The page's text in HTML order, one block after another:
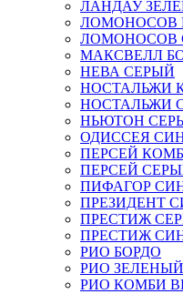
ЛАНДАУ
ЛОМОНОСОВ
ЛОМОНОСОВ
МАКСВЕЛЛ
НЕВА СЕРЫЙ
НОСТАЛЬЖИ
НОСТАЛЬЖИ
НЬЮТОН
ОДИССЕЯ
ПЕРСЕЙ
ПЕРСЕЙ
ПИФАГОР
ПРЕЗИДЕНТ
ПРЕСТИЖ
ПРЕСТИЖ
РИО БОРДО
РИО ЗЕЛЕНЫЙ
РИО КОМБИ